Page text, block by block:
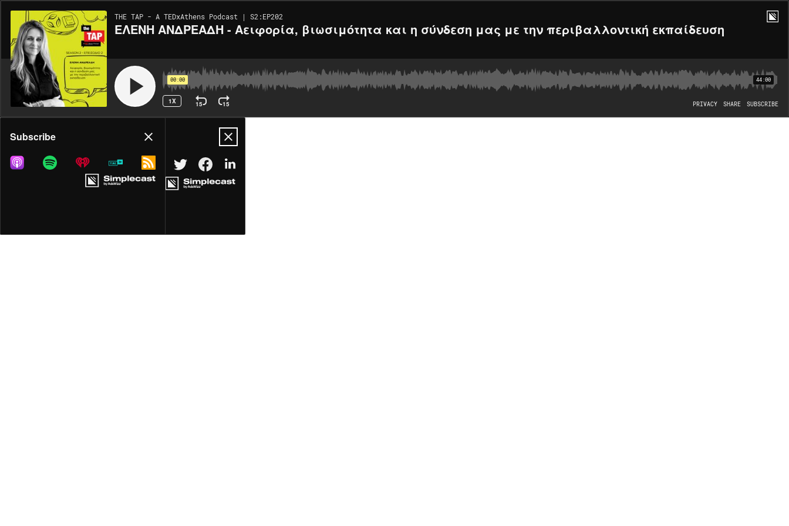
THE TAP - A TEDxAthens Podcast | S2:EP202
ΕΛΕΝΗ ΑΝΔΡΕΑΔΗ - Αειφορία, βιωσιμότητα και η σύνδεση μας με την περιβαλλοντική εκπαίδευση
00:00 44:00
1X 15 15 PRIVACY SHARE SUBSCRIBE
Share
DOWNLOADMP3
Subscribe